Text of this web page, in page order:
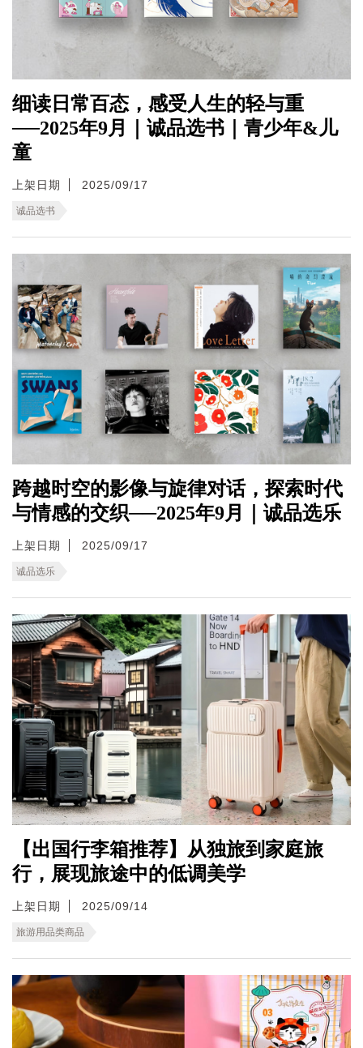
细读日常百态，感受人生的轻与重
──2025年9月｜诚品选书｜青少年&儿
童
上架日期 2025/09/17
诚品选书
跨越时空的影像与旋律对话，探索时代
与情感的交织──2025年9月｜诚品选乐
上架日期 2025/09/17
诚品选乐
【出国行李箱推荐】从独旅到家庭旅
行，展现旅途中的低调美学
上架日期 2025/09/14
旅游用品类商品